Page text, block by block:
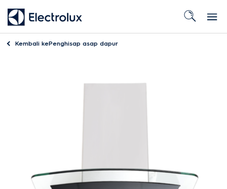
Kembali kePenghisap asap dapur